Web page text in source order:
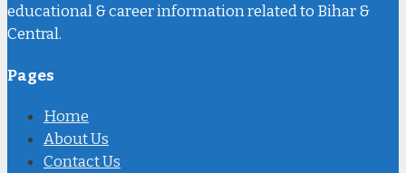
educational & career information related to Bihar &
Central.
Pages
Home
About Us
Contact Us